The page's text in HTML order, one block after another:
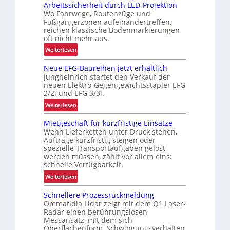
e
h
r
E
r
g
n
o
m
i
e
u
n
d
P
r
ä
z
s
i
o
Arbeitssicherheit durch LED-Projektion
Wo Fahrwege, Routenzüge und
Fußgängerzonen aufeinandertreffen,
reichen klassische Bodenmarkierungen
oft nicht mehr aus.
Weiterlesen:
A
r
b
e
i
t
s
i
c
h
e
r
h
e
i
t
d
Neue EFG-Baureihen jetzt erhältlich
Jungheinrich startet den Verkauf der
neuen Elektro-Gegengewichtsstapler EFG
2/2i und EFG 3/3i.
Weiterlesen:
N
e
u
e
E
F
G
-
B
a
u
r
Mietgeschäft für kurzfristige Einsätze
Wenn Lieferketten unter Druck stehen,
Aufträge kurzfristig steigen oder
spezielle Transportaufgaben gelöst
werden müssen, zählt vor allem eins:
schnelle Verfügbarkeit.
Weiterlesen:
M
i
e
t
g
Schnellere Prozessrückmeldung
Ommatidia Lidar zeigt mit dem Q1 Laser-
Radar einen berührungslosen
Messansatz, mit dem sich